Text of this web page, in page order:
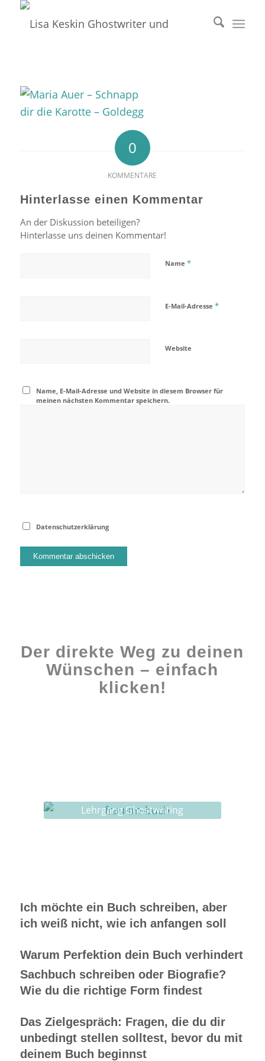
0
KOMMENTARE
Hinterlasse einen Kommentar
An der Diskussion beteiligen?
Hinterlasse uns deinen Kommentar!
Name *
E-Mail-Adresse *
Website
Name, E-Mail-Adresse und Website in diesem Browser für
meinen nächsten Kommentar speichern.
Datenschutzerklärung
Der direkte Weg zu deinen
Wünschen – einfach
klicken!
Lehrgang Ghostwriting
Ich möchte ein Buch schreiben, aber
ich weiß nicht, wie ich anfangen soll
Warum Perfektion dein Buch verhindert
Sachbuch schreiben oder Biografie?
Wie du die richtige Form findest
Das Zielgespräch: Fragen, die du dir
unbedingt stellen solltest, bevor du mit
deinem Buch beginnst